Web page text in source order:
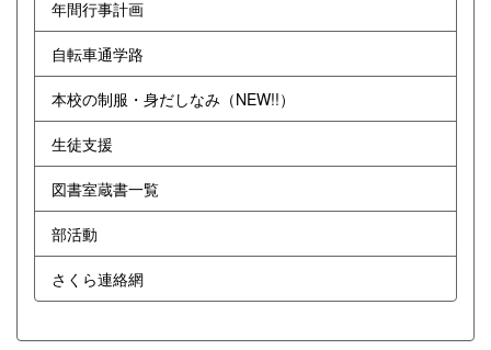
年間行事計画
自転車通学路
本校の制服・身だしなみ（NEW!!）
生徒支援
図書室蔵書一覧
部活動
さくら連絡網